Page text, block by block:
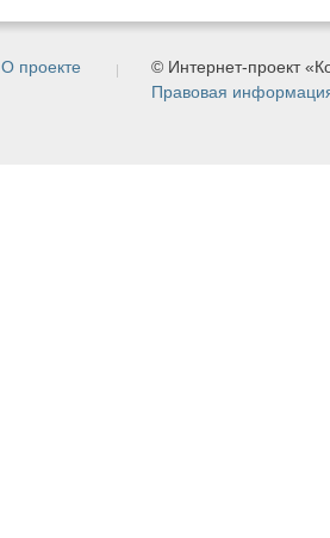
О проекте
© Интернет-проект
Правовая